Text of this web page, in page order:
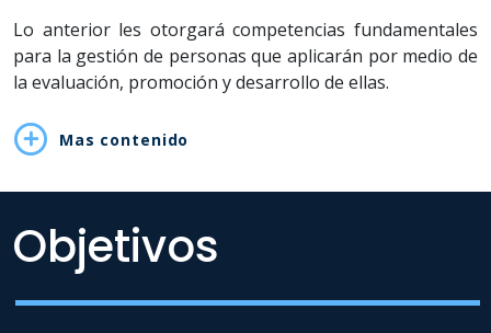
Lo anterior les otorgará competencias fundamentales
para la gestión de personas que aplicarán por medio de
la evaluación, promoción y desarrollo de ellas.
Mas contenido
Objetivos